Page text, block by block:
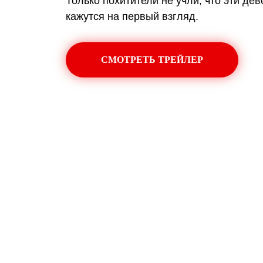
кажутся на первый взгляд.
СМОТРЕТЬ ТРЕЙЛЕР